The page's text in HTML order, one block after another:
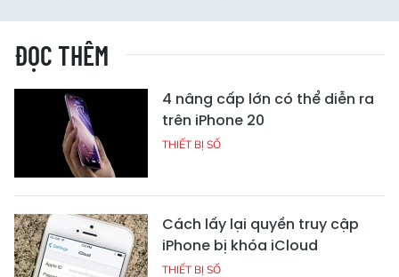
ĐỌC THÊM
4 nâng cấp lớn có thể diễn ra
trên iPhone 20
THIẾT BỊ SỐ
Cách lấy lại quyền truy cập
iPhone bị khóa iCloud
THIẾT BỊ SỐ